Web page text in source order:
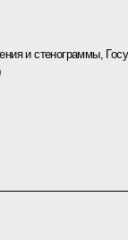
и стенограммы,